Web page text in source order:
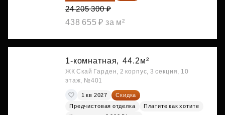
24 205 300 ₽
438 655 ₽ за м²
1-комнатная, 44.2м²
ЖК Скай Гарден, 2 корпус, 3 секция, 10
этаж, №401
1 кв 2027
Скидка
Предчистовая отделка
Платите как хотите